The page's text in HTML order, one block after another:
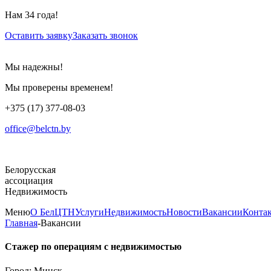
Нам 34 года!
Оставить заявкуЗаказать звонок
Мы надежны!
Мы проверены временем!
+375 (17) 377-08-03
office@belctn.by
Белорусская
ассоциация
Недвижимость
МенюО БелЦТНУслугиНедвижимостьНовостиВакансии
Главная-Вакансии
Стажер по операциям с недвижимостью